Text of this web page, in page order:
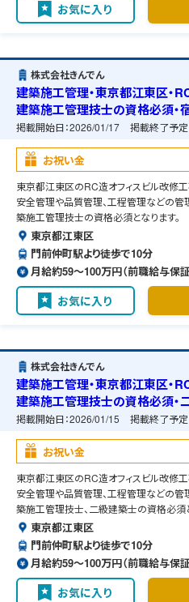
お気に入り
株式会社きんでん
建築施工管理・東京都江東区・
建築施工管理技士の資格必須・
掲載開始日：2026/01/17 掲載終了予定
お祝い金
東京都江東区のRC造オフィスビル改修
安全管理や品質管理、工程管理などの管
築施工管理技士の資格必須となります。
東京都江東区
門前仲町駅より徒歩で10分
月給約59〜100万円（前職給与保証
お気に入り
株式会社きんでん
建築施工管理・東京都江東区・
建築施工管理技士の資格必須・
準備可能
掲載開始日：2026/01/15 掲載終了予定
お祝い金
東京都江東区のRC造オフィスビル改修
安全管理や品質管理、工程管理などの管
築施工管理技士、二級建築士の資格必須
東京都江東区
門前仲町駅より徒歩で10分
月給約59〜100万円（前職給与保証
お気に入り